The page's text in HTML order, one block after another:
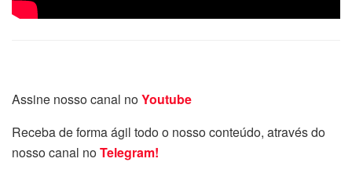
Assine nosso canal noYoutube
Receba de forma ágil todo o nosso conteúdo, através do
nosso canal noTelegram!